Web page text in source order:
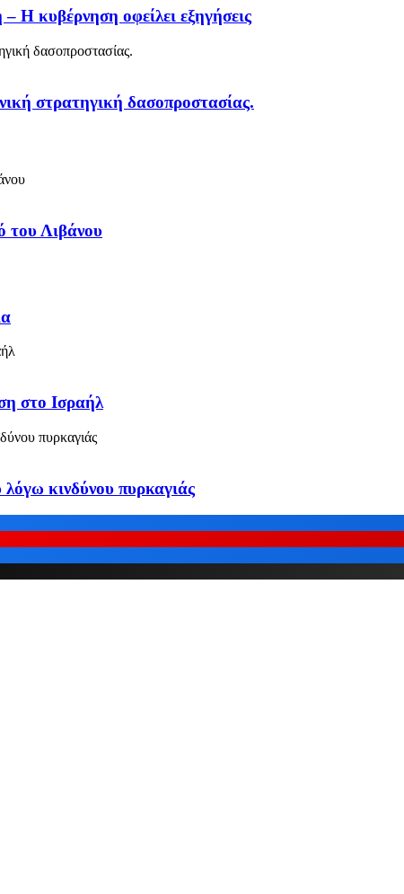
Η κυβέρνηση οφείλει εξηγήσεις
στρατηγική δασοπροστασίας.
του Λιβάνου
στο Ισραήλ
κινδύνου πυρκαγιάς